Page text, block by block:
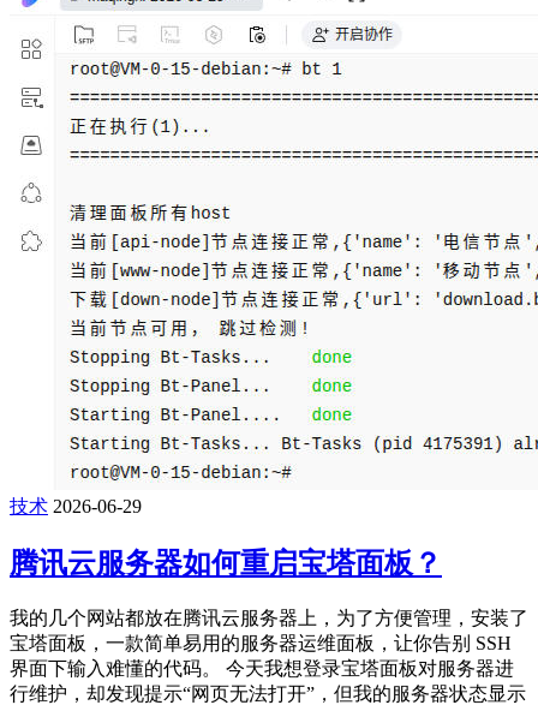
技术 2026-06-29
腾讯云服务器如何重启宝塔面板？
我的几个网站都放在腾讯云服务器上，为了方便管理，安装了
宝塔面板，一款简单易用的服务器运维面板，让你告别 SSH
界面下输入难懂的代码。 今天我想登录宝塔面板对服务器进
行维护，却发现提示“网页无法打开”，但我的服务器状态显示